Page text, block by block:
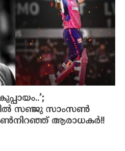
സഞ്ജു സാംസണ്‍
ആരാധകര്‍!!